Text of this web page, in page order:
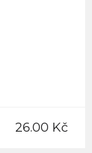
26.00 Kč